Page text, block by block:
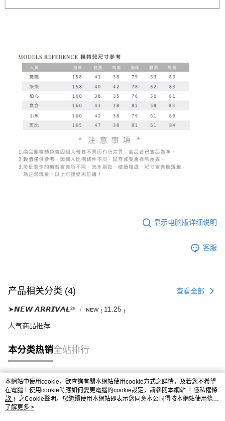
显示电脑版详细说明
客服
产品相关分类 (4) 查看全部
➤𝙉𝙀𝙒 𝘼𝙍𝙍𝙄𝙑𝘼𝙇²⁵ ɴᴇᴡ ₍ 11.25 ₎
人气商品推荐
本分类热销全站排行
热门标签
本網站中使用cookie，欲查詢有關本網站使用cookie方式之詳情，及若您不希望
在電腦上使用cookie時應如何變更電腦的cookie設定，請參閱本網站「 隱私權條
款 」之Cookie聲明。您繼續使用本網站即表示您同意本公司得按本網站使用條款
之Cookie聲明使用cookie。
了解更多 >